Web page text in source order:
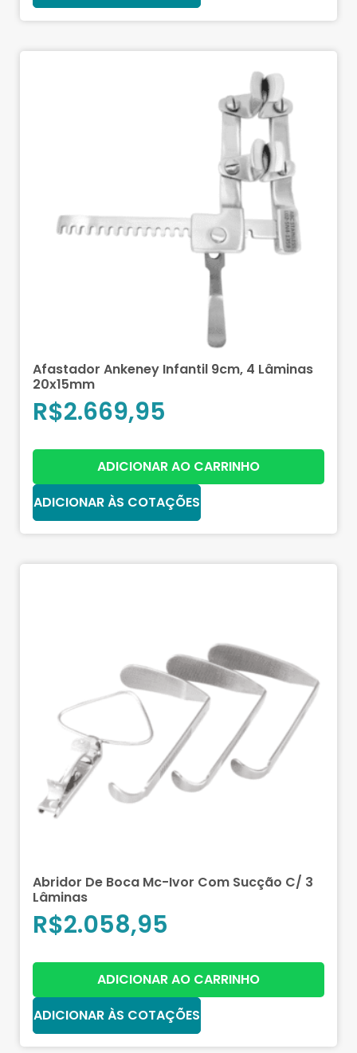
Afastador Ankeney Infantil 9cm, 4 Lâminas
20x15mm
R$2.669,95
ADICIONAR AO CARRINHO
ADICIONAR ÀS COTAÇÕES
Abridor De Boca Mc-Ivor Com Sucção C/ 3
Lâminas
R$2.058,95
ADICIONAR AO CARRINHO
ADICIONAR ÀS COTAÇÕES